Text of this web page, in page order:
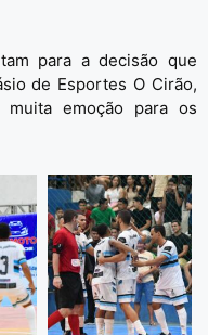
para a decisão que
de Esportes O Cirão,
emoção para os